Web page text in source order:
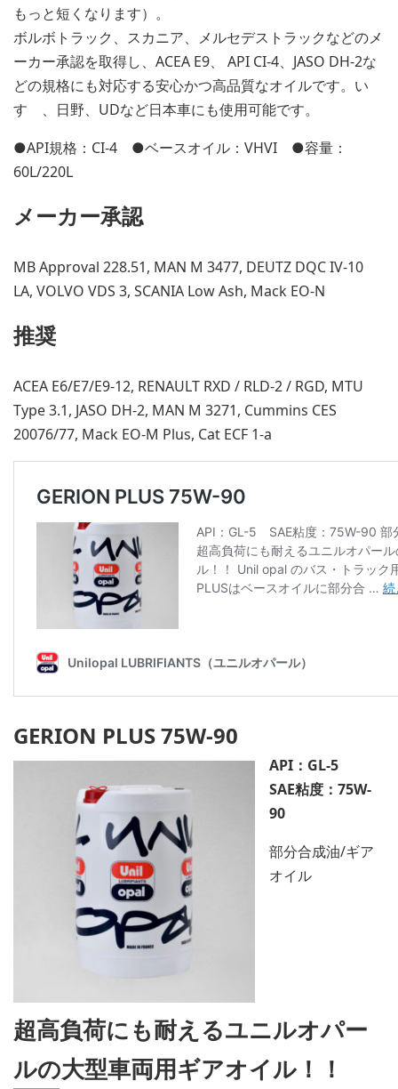
もっと短くなります）。
ボルボトラック、スカニア、メルセデストラックなどのメ
ーカー承認を取得し、ACEA E9、 API CI-4、JASO DH-2な
どの規格にも対応する安心かつ高品質なオイルです。い
すゞ、日野、UDなど日本車にも使用可能です。
●API規格：CI-4 ●ベースオイル：VHVI ●容量：
60L/220L
メーカー承認
MB Approval 228.51, MAN M 3477, DEUTZ DQC IV-10
LA, VOLVO VDS 3, SCANIA Low Ash, Mack EO-N
推奨
ACEA E6/E7/E9-12, RENAULT RXD / RLD-2 / RGD, MTU
Type 3.1, JASO DH-2, MAN M 3271, Cummins CES
20076/77, Mack EO-M Plus, Cat ECF 1-a
GERION PLUS 75W-90
API：GL-5
SAE粘度：75W-
90
部分合成油/ギア
オイル
超高負荷にも耐えるユニルオパー
ルの大型車両用ギアオイル！！